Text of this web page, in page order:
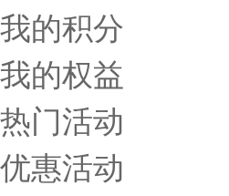
我的积分
我的权益
热门活动
优惠活动